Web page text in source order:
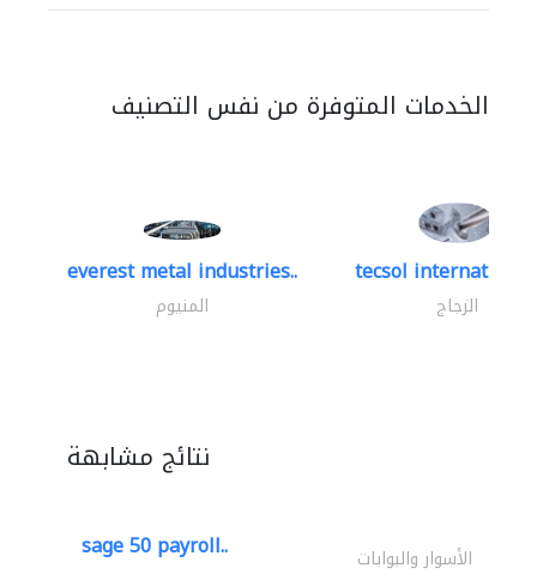
الخدمات المتوفرة من نفس التصنيف
everest metal industries..
المنيوم
tecsol
الزجاج
نتائج مشابهة
sage 50 payroll.. الأسوار والبوابات